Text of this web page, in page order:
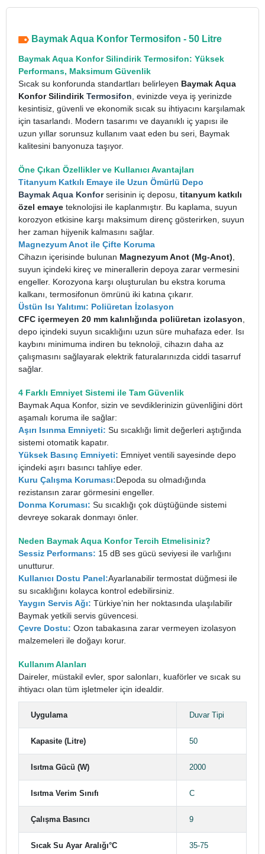
Baymak Aqua Konfor Termosifon - 50 Litre
Baymak Aqua Konfor Silindirik Termosifon: Yüksek
Performans, Maksimum Güvenlik
Sıcak su konforunda standartları belirleyen Baymak Aqua
Konfor Silindirik Termosifon , evinizde veya iş yerinizde
kesintisiz, güvenli ve ekonomik sıcak su ihtiyacını karşılamak
için tasarlandı. Modern tasarımı ve dayanıklı iç yapısı ile
uzun yıllar sorunsuz kullanım vaat eden bu seri, Baymak
kalitesini banyonuza taşıyor.
Öne Çıkan Özellikler ve Kullanıcı Avantajları
Titanyum Katkılı Emaye ile Uzun Ömürlü Depo
BaymakAqua Konforserisinin iç deposu, titanyum katkılı
özel emaye teknolojisi ile kaplanmıştır. Bu kaplama, suyun
korozyon etkisine karşı maksimum direnç gösterirken, suyun
her zaman hijyenik kalmasını sağlar.
Magnezyum Anot ile Çifte Koruma
Cihazın içerisinde bulunan Magnezyum Anot (Mg-Anot)
suyun içindeki kireç ve minerallerin depoya zarar vermesini
engeller. Korozyona karşı oluşturulan bu ekstra koruma
kalkanı, termosifonun ömrünü iki katına çıkarır.
Üstün Isı Yalıtımı: Poliüretan İzolasyon
CFC içermeyen 20 mm kalınlığında poliüretan izolasyon
depo içindeki suyun sıcaklığını uzun süre muhafaza eder. Isı
kaybını minimuma indiren bu teknoloji, cihazın daha az
çalışmasını sağlayarak elektrik faturalarınızda ciddi tasarruf
sağlar.
4 Farklı Emniyet Sistemi ile Tam Güvenlik
Baymak Aqua Konfor, sizin ve sevdiklerinizin güvenliğini dört
aşamalı koruma ile sağlar:
Aşırı Isınma Emniyeti: Su sıcaklığı limit değerleri aştığında
sistemi otomatik kapatır.
Yüksek Basınç Emniyeti: Emniyet ventili sayesinde depo
içindeki aşırı basıncı tahliye eder.
Kuru Çalışma Koruması:Depoda su olmadığında
rezistansın zarar görmesini engeller.
Donma Koruması: Su sıcaklığı çok düştüğünde sistemi
devreye sokarak donmayı önler.
Neden Baymak Aqua Konfor Tercih Etmelisiniz?
Sessiz Performans: 15 dB ses gücü seviyesi ile varlığını
unutturur.
Kullanıcı Dostu Panel:Ayarlanabilir termostat düğmesi ile
su sıcaklığını kolayca kontrol edebilirsiniz.
Yaygın Servis Ağı: Türkiye’nin her noktasında ulaşılabilir
Baymak yetkili servis güvencesi.
Çevre Dostu: Ozon tabakasına zarar vermeyen izolasyon
malzemeleri ile doğayı korur.
Kullanım Alanları
Daireler, müstakil evler, spor salonları, kuaförler ve sıcak su
ihtiyacı olan tüm işletmeler için idealdir.
Uygulama Duvar Tipi
Kapasite (Litre) 50
Isıtma Gücü (W) 2000
Isıtma Verim Sınıfı C
Çalışma Basıncı 9
Sıcak Su Ayar Aralığı°C 35-75